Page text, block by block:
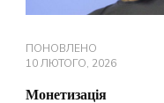
ПОНОВЛЕНО
10 ЛЮТОГО, 2026
Монетизація